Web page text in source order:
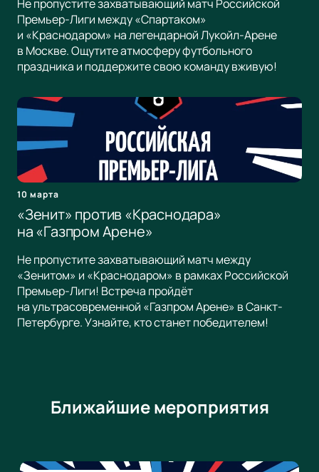
Не пропустите захватывающий матч Российской
Премьер-Лиги между «Спартаком»
и «Краснодаром» на легендарной Лукойл-Арене
в Москве. Ощутите атмосферу футбольного
праздника и поддержите свою команду вживую!
10 марта
«Зенит» против «Краснодара»
на «Газпром Арене»
Не пропустите захватывающий матч между
«Зенитом» и «Краснодаром» в рамках Российской
Премьер-Лиги! Встреча пройдёт
на ультрасовременной «Газпром Арене» в Санкт-
Петербурге. Узнайте, кто станет победителем!
Ближайшие мероприятия